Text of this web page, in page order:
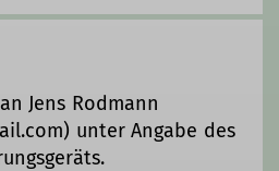
Breitensport
Jens Rodmann
unter Angabe des